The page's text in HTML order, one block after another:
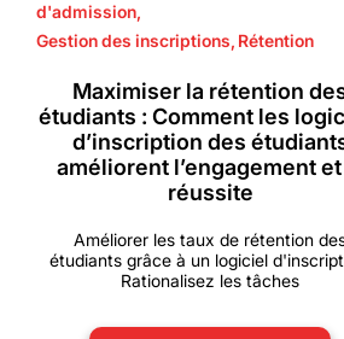
d'admission,
Gestion des inscriptions, Rétention
Maximiser la rétention
étudiants : Comment les
d’inscription des
améliorent l’engagement et
réussite
Améliorer les taux de rétention
étudiants grâce à un logiciel
Rationalisez les tâches